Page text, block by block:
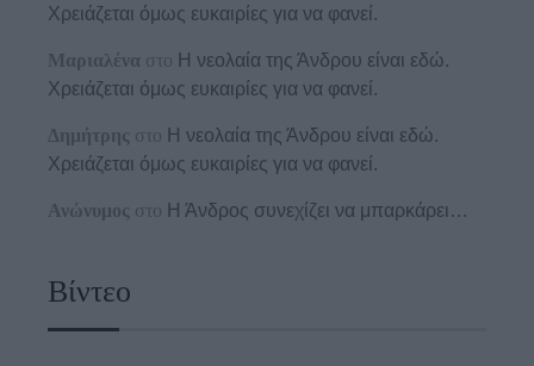
Χρειάζεται όμως ευκαιρίες για να φανεί.
Μαριαλένα στο Η νεολαία της Άνδρου είναι εδώ.
Χρειάζεται όμως ευκαιρίες για να φανεί.
Δημήτρης στο Η νεολαία της Άνδρου είναι εδώ.
Χρειάζεται όμως ευκαιρίες για να φανεί.
Ανώνυμος στο Η Άνδρος συνεχίζει να μπαρκάρει…
Βίντεο